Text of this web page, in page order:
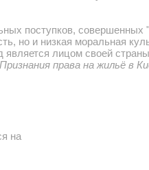
поступков, совершенных
но и низкая моральная
является лицом своей
Признания права на жильё в
на